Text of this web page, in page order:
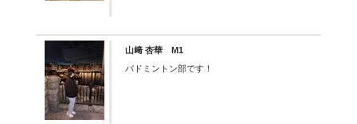
山﨑 杏華 M1
バドミントン部です！